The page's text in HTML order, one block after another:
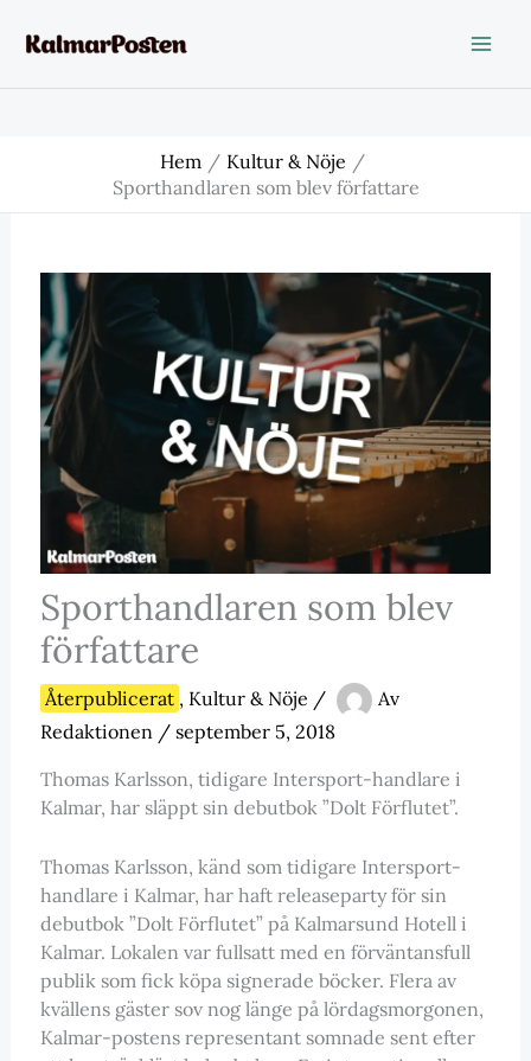
Hem
Kultur & Nöje
Sporthandlaren som blev författare
Sporthandlaren som blev
författare
Återpublicerat , Kultur & Nöje /
Av
Redaktionen / september 5, 2018
Thomas Karlsson, tidigare Intersport-handlare i
Kalmar, har släppt sin debutbok ”Dolt Förflutet”.
Thomas Karlsson, känd som tidigare Intersport-
handlare i Kalmar, har haft releaseparty för sin
debutbok ”Dolt Förflutet” på Kalmarsund Hotell i
Kalmar. Lokalen var fullsatt med en förväntansfull
publik som fick köpa signerade böcker. Flera av
kvällens gäster sov nog länge på lördagsmorgonen,
Kalmar-postens representant somnade sent efter